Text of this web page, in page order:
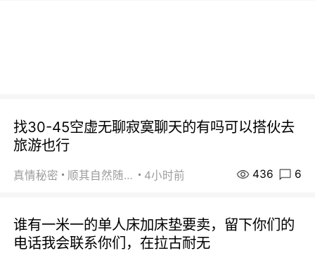
找30-45空虚无聊寂寞聊天的有吗可以搭伙去
旅游也行
真情秘密 顺其自然随缘 4小时前 436 6
谁有一米一的单人床加床垫要卖，留下你们的
电话我会联系你们，在拉古耐无